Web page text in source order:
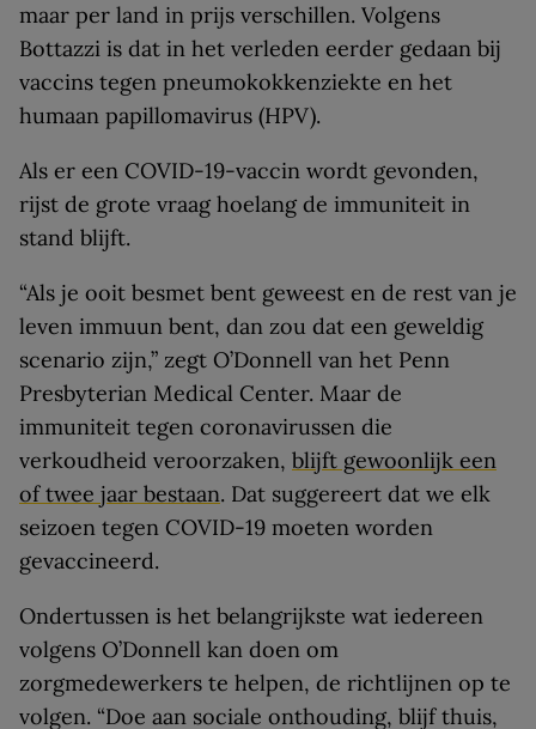
maar per land in prijs verschillen. Volgens
Bottazzi is dat in het verleden eerder gedaan bij
vaccins tegen pneumokokkenziekte en het
humaan papillomavirus (HPV).
Als er een COVID-19-vaccin wordt gevonden,
rijst de grote vraag hoelang de immuniteit in
stand blijft.
“Als je ooit besmet bent geweest en de rest van je
leven immuun bent, dan zou dat een geweldig
scenario zijn,” zegt O’Donnell van het Penn
Presbyterian Medical Center. Maar de
immuniteit tegen coronavirussen die
verkoudheid veroorzaken, blijft gewoonlijk een
of twee jaar bestaan. Dat suggereert dat we elk
seizoen tegen COVID-19 moeten worden
gevaccineerd.
Ondertussen is het belangrijkste wat iedereen
volgens O’Donnell kan doen om
zorgmedewerkers te helpen, de richtlijnen op te
volgen. “Doe aan sociale onthouding, blijf thuis,